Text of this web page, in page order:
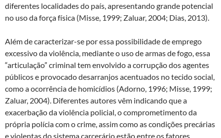
diferentes localidades do país, apresentando grande potencial
no uso da força física (Misse, 1999; Zaluar, 2004; Dias, 2013).
Além de caracterizar-se por essa possibilidade de emprego
excessivo da violência, mediante o uso de armas de fogo, essa
“articulação” criminal tem envolvido a corrupção dos agentes
públicos e provocado desarranjos acentuados no tecido social,
como a ocorrência de homicídios (Adorno, 1996; Misse, 1999;
Zaluar, 2004). Diferentes autores vêm indicando que a
exacerbação da violência policial, o comprometimento da
própria polícia com o crime, assim como as condições precárias
e violentas do sistema carcerário estão entre os fatores